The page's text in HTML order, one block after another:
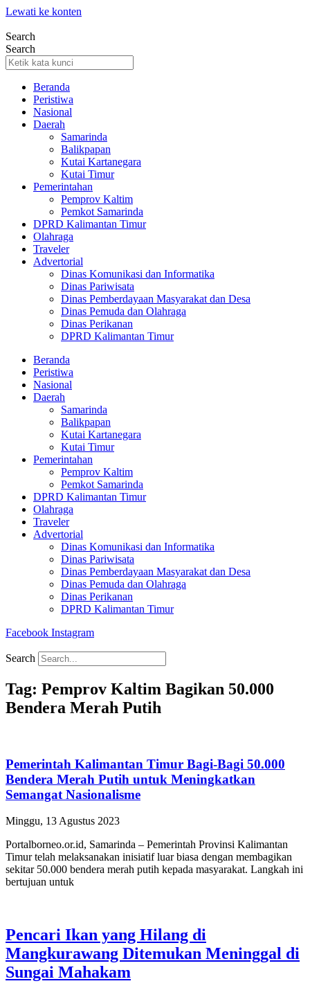
Lewati ke konten
Search
Search
Beranda
Peristiwa
Nasional
Daerah
Samarinda
Balikpapan
Kutai Kartanegara
Kutai Timur
Pemerintahan
Pemprov Kaltim
Pemkot Samarinda
DPRD Kalimantan Timur
Olahraga
Traveler
Advertorial
Dinas Komunikasi dan Informatika
Dinas Pariwisata
Dinas Pemberdayaan Masyarakat dan Desa
Dinas Pemuda dan Olahraga
Dinas Perikanan
DPRD Kalimantan Timur
Beranda
Peristiwa
Nasional
Daerah
Samarinda
Balikpapan
Kutai Kartanegara
Kutai Timur
Pemerintahan
Pemprov Kaltim
Pemkot Samarinda
DPRD Kalimantan Timur
Olahraga
Traveler
Advertorial
Dinas Komunikasi dan Informatika
Dinas Pariwisata
Dinas Pemberdayaan Masyarakat dan Desa
Dinas Pemuda dan Olahraga
Dinas Perikanan
DPRD Kalimantan Timur
Facebook Instagram
Search
Tag: Pemprov Kaltim Bagikan 50.000
Bendera Merah Putih
Pemerintah Kalimantan Timur Bagi-Bagi 50.000
Bendera Merah Putih untuk Meningkatkan
Semangat Nasionalisme
Minggu, 13 Agustus 2023
Portalborneo.or.id, Samarinda – Pemerintah Provinsi Kalimantan
Timur telah melaksanakan inisiatif luar biasa dengan membagikan
sekitar 50.000 bendera merah putih kepada masyarakat. Langkah ini
bertujuan untuk
Pencari Ikan yang Hilang di
Mangkurawang Ditemukan Meninggal di
Sungai Mahakam